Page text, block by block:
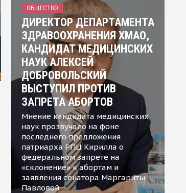
ОБЩЕСТВО
ДИРЕКТОР ДЕПАРТАМЕНТА
ЗДРАВООХРАНЕНИЯ ХМАО,
КАНДИДАТ МЕДИЦИНСКИХ
НАУК АЛЕКСЕЙ
ДОБРОВОЛЬСКИЙ
ВЫСТУПИЛ ПРОТИВ
ЗАПРЕТА АБОРТОВ
Мнение кандидата медицинских
наук прозвучало на фоне
последнего предложения
патриарха РПЦ Кирилла о
федеральном запрете на
«склонение» к абортам и
заявления сенатора Маргариты
Павловой